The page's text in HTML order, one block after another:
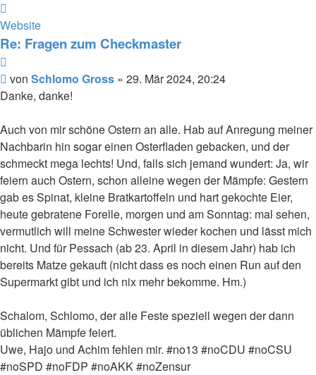
von
Schlomo
Website
Re: Fragen zum Checkmaster
Beitrag
von Schlomo Gross » 29. Mär 2024, 20:24
Danke, danke!
Auch von mir schöne Ostern an alle. Hab auf Anregung meiner
Nachbarin hin sogar einen Osterfladen gebacken, und der
schmeckt mega lechts! Und, falls sich jemand wundert: Ja, wir
feiern auch Ostern, schon alleine wegen der Mämpfe: Gestern
gab es Spinat, kleine Bratkartoffeln und hart gekochte Eier,
heute gebratene Forelle, morgen und am Sonntag: mal sehen,
vermutlich will meine Schwester wieder kochen und lässt mich
nicht. Und für Pessach (ab 23. April in diesem Jahr) hab ich
bereits Matze gekauft (nicht dass es noch einen Run auf den
Supermarkt gibt und ich nix mehr bekomme. Hm.)
Schalom, Schlomo, der alle Feste speziell wegen der dann
üblichen Mämpfe feiert.
Uwe, Hajo und Achim fehlen mir. #no13 #noCDU #noCSU
#noSPD #noFDP #noAKK #noZensur